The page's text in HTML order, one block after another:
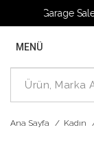
Garage Sale
MENÜ
Ana Sayfa Kadın